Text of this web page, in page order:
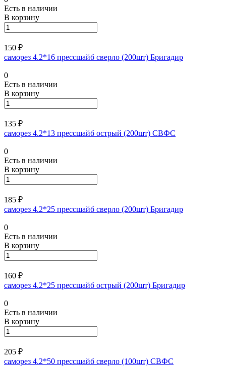
Есть в наличии
В корзину
150 ₽
саморез 4.2*16 прессшайб сверло (200шт) Бригадир
0
Есть в наличии
В корзину
135 ₽
саморез 4.2*13 прессшайб острый (200шт) СВФС
0
Есть в наличии
В корзину
185 ₽
саморез 4.2*25 прессшайб сверло (200шт) Бригадир
0
Есть в наличии
В корзину
160 ₽
саморез 4.2*25 прессшайб острый (200шт) Бригадир
0
Есть в наличии
В корзину
205 ₽
саморез 4.2*50 прессшайб сверло (100шт) СВФС